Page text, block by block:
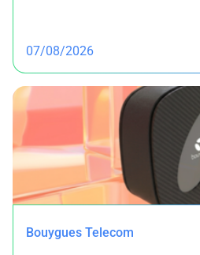
07/08/2026
Bouygues Telecom